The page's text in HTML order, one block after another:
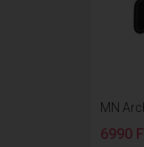
MN
6990